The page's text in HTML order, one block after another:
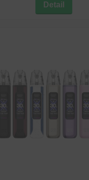
Detail